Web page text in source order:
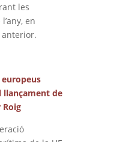
les
en
anterior.
llançament de
Roig